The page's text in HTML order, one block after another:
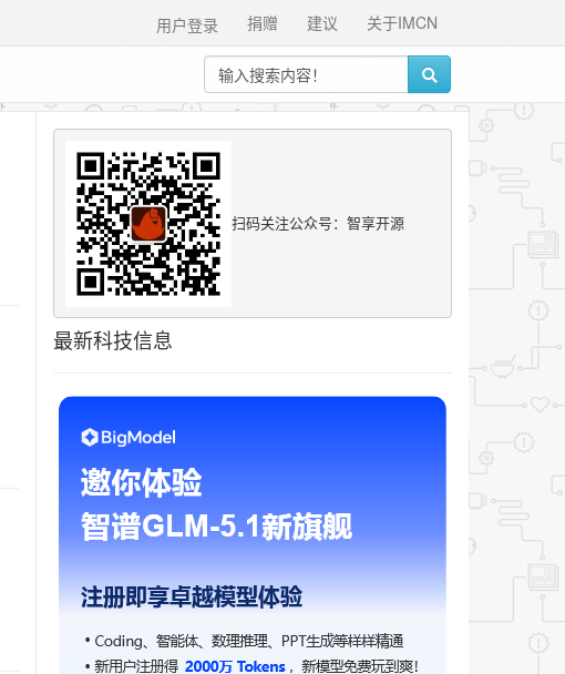
关于IMCN
建议
捐赠
用户登录
扫码关注公众号：智享开源
最新科技信息